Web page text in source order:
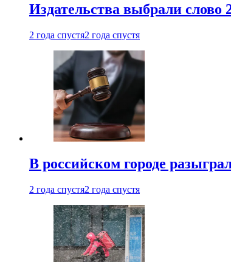
Издательства выбрали слово
2 года спустя2 года спустя
В российском городе
2 года спустя2 года спустя